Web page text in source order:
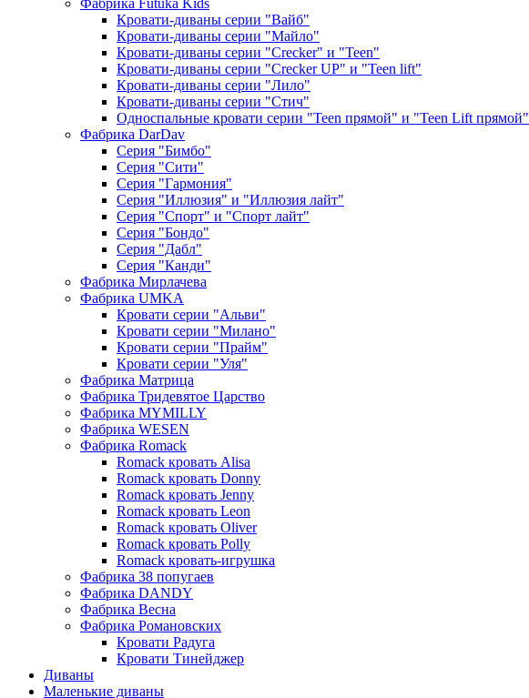
Фабрика Futuka Kids
Кровати-диваны серии "Вайб"
Кровати-диваны серии "Майло"
Кровати-диваны серии "Creсker" и "Teen"
Кровати-диваны серии "Creсker UP" и "Teen lift"
Кровати-диваны серии "Лило"
Кровати-диваны серии "Стич"
Односпальные кровати серии "Teen прямой" и "Teen Lift прямой"
Фабрика DarDav
Серия "Бимбо"
Серия "Сити"
Серия "Гармония"
Серия "Иллюзия" и "Иллюзия лайт"
Серия "Спорт" и "Спорт лайт"
Серия "Бондо"
Серия "Дабл"
Серия "Канди"
Фабрика Мирлачева
Фабрика UMKA
Кровати серии "Альви"
Кровати серии "Милано"
Кровати серии "Прайм"
Кровати серии "Уля"
Фабрика Матрица
Фабрика Тридевятое Царство
Фабрика MYMILLY
Фабрика WESEN
Фабрика Romack
Romack кровать Alisa
Romack кровать Donny
Romack кровать Jenny
Romack кровать Leon
Romack кровать Oliver
Romack кровать Polly
Romack кровать-игрушка
Фабрика 38 попугаев
Фабрика DАNDY
Фабрика Весна
Фабрика Романовских
Кровати Радуга
Кровати Тинейджер
Диваны
Маленькие диваны